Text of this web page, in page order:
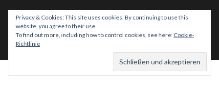
PROUDLY POWERED BY WORDPRESS |
THEME:
HEMINGWAY REWRITTEN VON
Privacy & Cookies: This site uses cookies. By continuing to use this
website, you agree to their use.
To find out more, including how to control cookies, see here: Cookie-
Richtlinie